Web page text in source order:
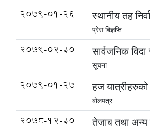
2079-01-26 स्थानीय तह
प्रेस बिज्ञप्ति
2079-02-30 सार्वजनिक
सूचना
2079-01-27 हज
बोलपत्र
2078-12-30 तेजाब तथा अन्य